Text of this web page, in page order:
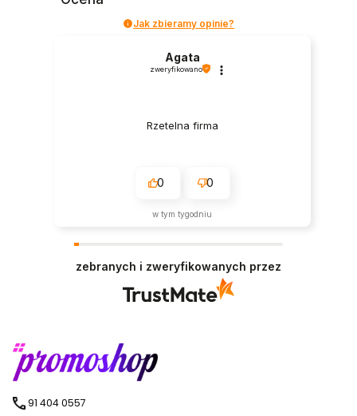
Jak zbieramy opinie?
Agata
zweryfikowano
Rzetelna firma
0 0
w tym tygodniu
zebranych i zweryfikowanych przez
91 404 0557